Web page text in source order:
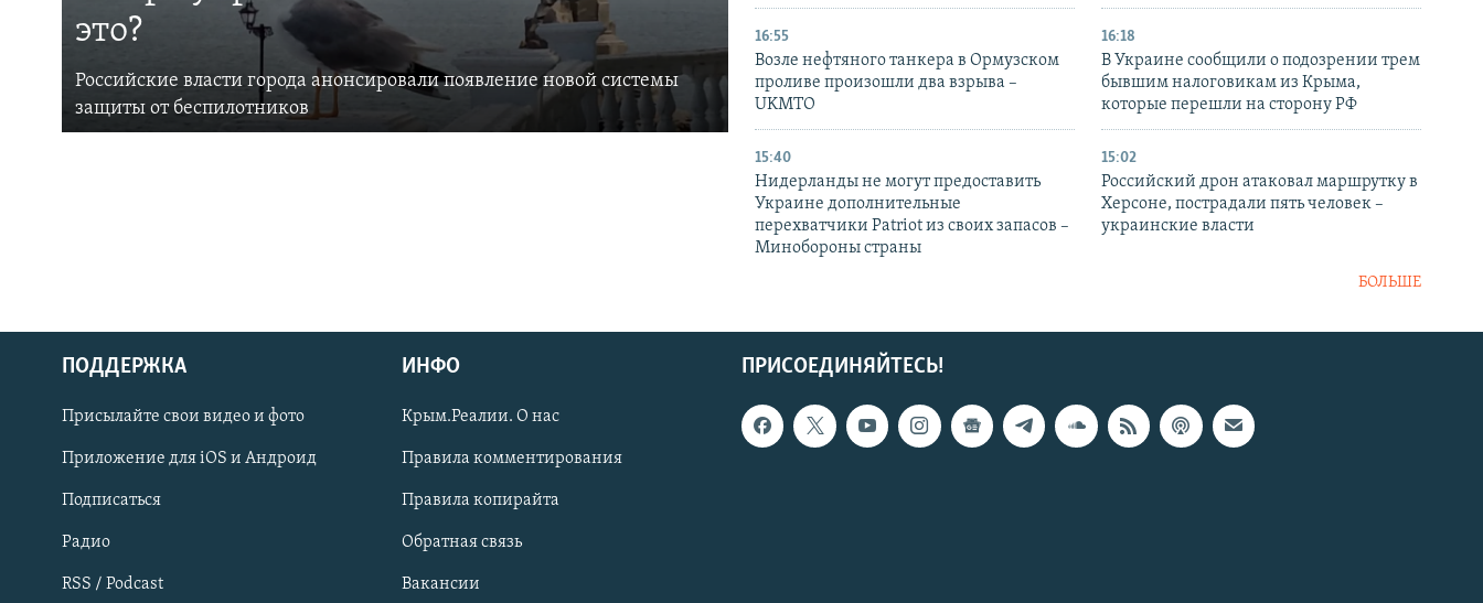
Українською
Qırımtatar
ПРИСОЕДИНЯЙТЕСЬ!
это?
Российские власти города анонсировали появление новой системы
защиты от беспилотников
16:55
Возле нефтяного танкера в Ормузском
проливе произошли два взрыва –
UKMTO
16:18
В Украине сообщили о подозрении трем
бывшим налоговикам из Крыма,
которые перешли на сторону РФ
15:40
Нидерланды не могут предоставить
Украине дополнительные
перехватчики Patriot из своих запасов –
Минобороны страны
15:02
Российский дрон атаковал маршрутку в
Херсоне, пострадали пять человек –
украинские власти
БОЛЬШЕ
ПРИСОЕДИНЯЙТЕСЬ!
ПОДДЕРЖКА
Присылайте свои видео и фото
Приложение для iOS и Андроид
Подписаться
Радио
RSS / Podcast
ИНФО
Крым.Реалии. О нас
Правила комментирования
Правила копирайта
Обратная связь
Вакансии